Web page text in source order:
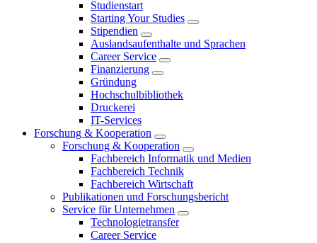
Studienstart
Starting Your Studies
Stipendien
Auslandsaufenthalte und Sprachen
Career Service
Finanzierung
Gründung
Hochschulbibliothek
Druckerei
IT-Services
Forschung & Kooperation
Forschung & Kooperation
Fachbereich Informatik und Medien
Fachbereich Technik
Fachbereich Wirtschaft
Publikationen und Forschungsbericht
Service für Unternehmen
Technologietransfer
Career Service